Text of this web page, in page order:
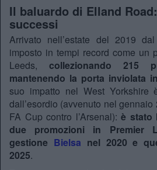
Il baluardo di Elland
successi
Arrivato nell’estate del 2019
imposto in tempi record come un
Leeds, collezionando 215
mantenendo la porta inviolata
suo impatto nel West Yorkshire
dall’esordio (avvenuto nel gennaio
FA Cup contro l’Arsenal):è stato
due promozioni in Premier
gestione Bielsa nel 2020 e
2025.